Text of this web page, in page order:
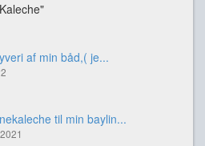
af min båd,( je...
til min baylin...